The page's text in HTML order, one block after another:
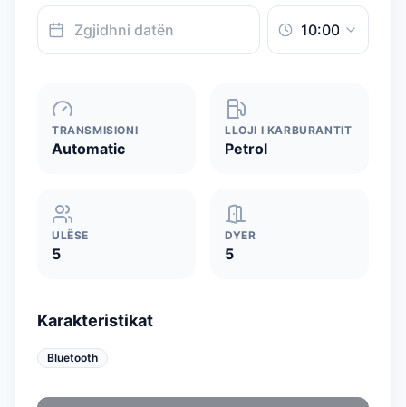
TRANSMISIONI
Automatic
LLOJI I KARBURANTIT
Petrol
ULËSE
5
DYER
5
Karakteristikat
Bluetooth